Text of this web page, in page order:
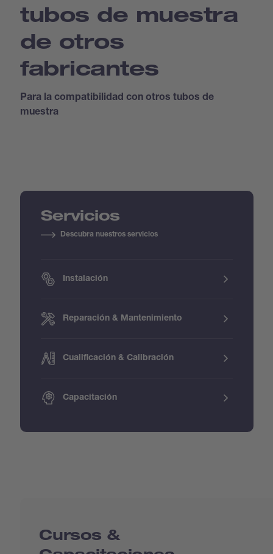
tubos de muestra
de otros
fabricantes
Para la compatibilidad con otros tubos de
muestra
Servicios
Descubra nuestros servicios
Instalación
Reparación & Mantenimiento
Cualificación & Calibración
Capacitación
Cursos &